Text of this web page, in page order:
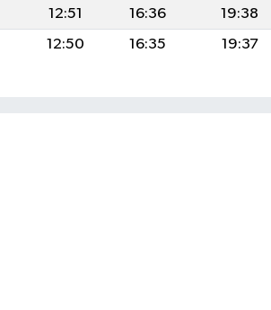
12:51 16:36 19:38
12:50 16:35 19:37